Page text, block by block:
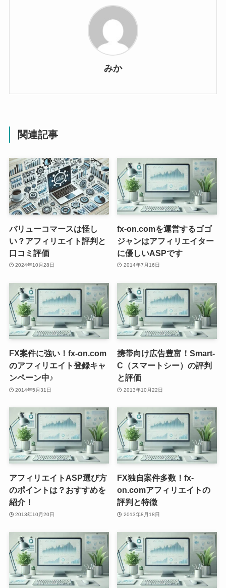
みか
関連記事
バリューコマースは怪し
い？アフィリエイト評判と
口コミ評価
2024年10月28日
fx-on.comを運営するゴゴ
ジャンはアフィリエイター
に優しいASPです
2014年7月16日
FX案件に強い！fx-on.com
のアフィリエイト登録キャ
ンペーン中♪
2014年5月31日
携帯向け広告豊富！Smart-
C（スマートシー）の評判
と評価
2013年10月22日
アフィリエイトASP選び方
のポイントは？おすすめを
紹介！
2013年10月20日
FX独自案件多数！fx-
on.comアフィリエイトの
評判と特徴
2013年8月18日